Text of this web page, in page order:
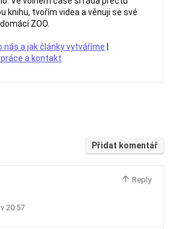
knihu, tvořím videa a věnuji se své
ZOO.
nás a jak články vytváříme
a kontakt
Přidat komentář
Reply
20:57